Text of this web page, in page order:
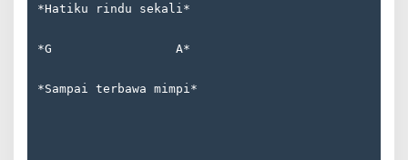
*Hatiku rindu sekali*
*G                 A*
*Sampai terbawa mimpi*